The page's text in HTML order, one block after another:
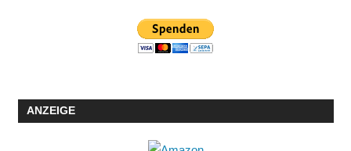
ANZEIGE